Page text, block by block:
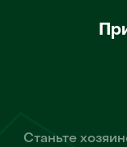
Станьте